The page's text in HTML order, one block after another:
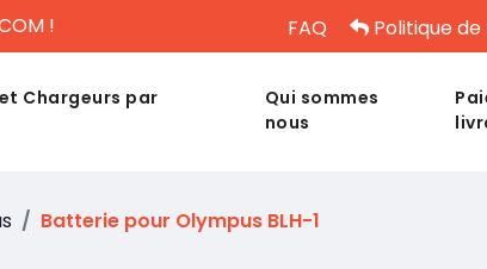
! FAQ Politique
Chargeurs par
Qui sommes
nous
Batterie pour Olympus BLH-1